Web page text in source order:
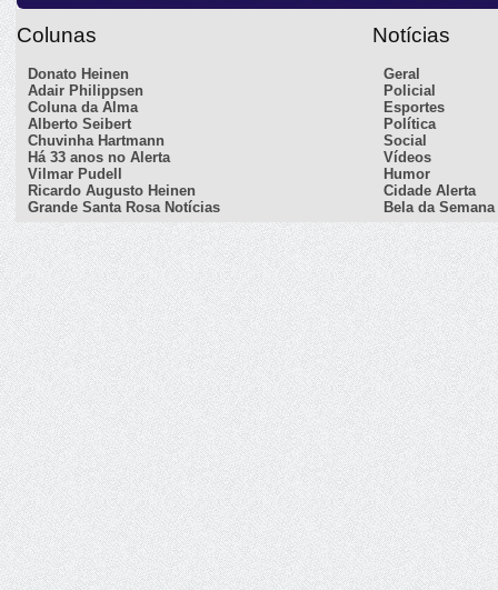
Colunas
Donato Heinen
Adair Philippsen
Coluna da Alma
Alberto Seibert
Chuvinha Hartmann
Há 33 anos no Alerta
Vilmar Pudell
Ricardo Augusto Heinen
Grande Santa Rosa Notícias
Notícias
Geral
Policial
Esportes
Política
Social
Vídeos
Humor
Cidade Alerta
Bela da Semana